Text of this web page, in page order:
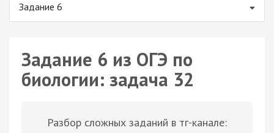
Задание 6
Задание 6 из ОГЭ по
биологии: задача 32
Разбор сложных заданий в тг-канале: